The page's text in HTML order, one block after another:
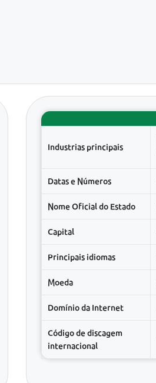
Industrias principais
Datas e Números
Nome Oficial do Estado
Capital
Principais idiomas
Moeda
Domínio da Internet
Código de discagem
internacional